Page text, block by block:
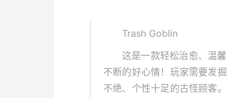
Trash Goblin
这是一款轻松治愈、温
不断的好心情！玩家需要发
不绝、个性十足的古怪顾客